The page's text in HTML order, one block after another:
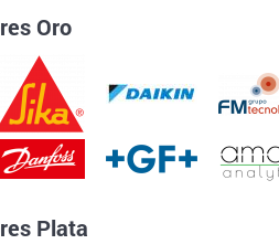
Oro
Plata